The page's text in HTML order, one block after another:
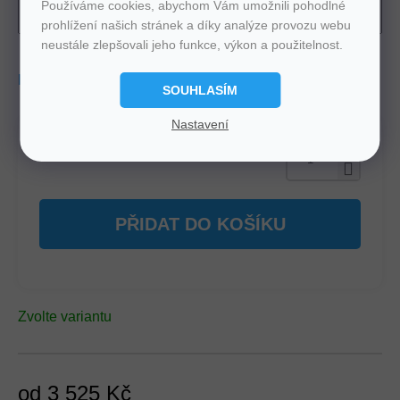
Používáme cookies, abychom Vám umožnili pohodlné
prohlížení našich stránek a díky analýze provozu webu
neustále zlepšovali jeho funkce, výkon a použitelnost.
SOUHLASÍM
Nastavení
od 3 525 Kč
Zvolte variantu
Možnosti doručení
PŘIDAT DO KOŠÍKU